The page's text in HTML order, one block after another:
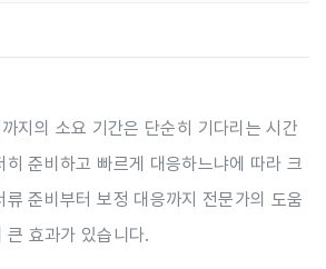
지의 소요 기간은 단순히 기다리는 시간
히 준비하고 빠르게 대응하느냐에 따라 크
준비부터 보정 대응까지 전문가의 도움
효과가 있습니다.